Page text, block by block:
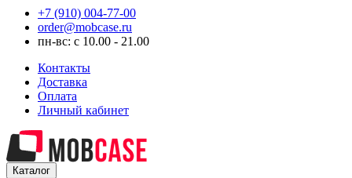
+7 (910) 004-77-00
order@mobcase.ru
пн-вс: с 10.00 - 21.00
Контакты
Доставка
Оплата
Личный кабинет
Каталог